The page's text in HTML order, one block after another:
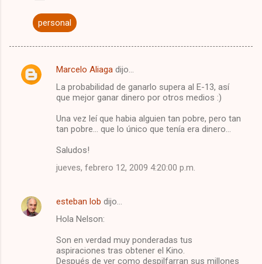
personal
C
i
Marcelo Aliaga dijo…
La probabilidad de ganarlo supera al E-13, así
que mejor ganar dinero por otros medios :)
Una vez leí que habia alguien tan pobre, pero tan
tan pobre... que lo único que tenía era dinero...
Saludos!
jueves, febrero 12, 2009 4:20:00 p.m.
esteban lob dijo…
Hola Nelson:
Son en verdad muy ponderadas tus
aspiraciones tras obtener el Kino.
Después de ver como despilfarran sus millones